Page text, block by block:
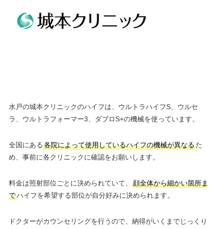
水戸の城本クリニックのハイフは、ウルトラハイフS、ウルセ
ラ、ウルトラフォーマー3、ダブロS+の機械を使っています。
全国にある 各院によって使用しているハイフの機械が異なるた
め、事前に各クリニックに確認をお願いします。
料金は照射部位ごとに決められていて、
顔全体から細かい箇所ま
でハイフを希望する部位が自分好みに決められます。
ドクターがカウンセリングを行うので、納得がいくまでじっくり